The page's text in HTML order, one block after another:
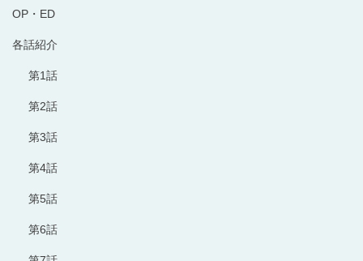
OP・ED
各話紹介
第1話
第2話
第3話
第4話
第5話
第6話